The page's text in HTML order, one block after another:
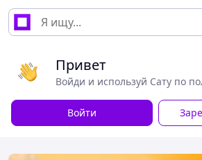
Привет
Войди и используй Сату по
Войти